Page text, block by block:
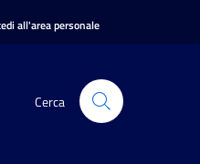
all'area personale
Cerca